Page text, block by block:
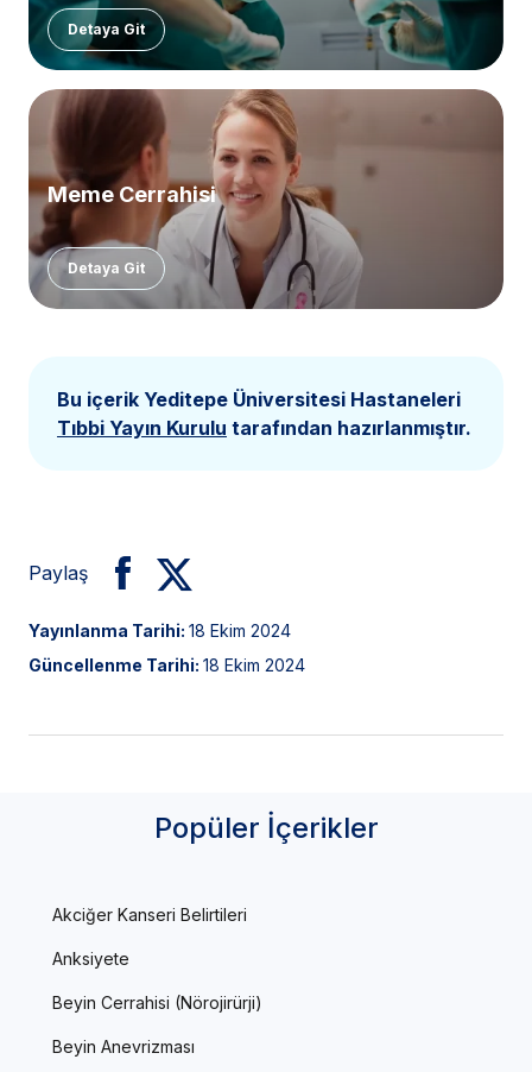
Detaya Git
Meme Cerrahisi
Detaya Git
Bu içerik Yeditepe Üniversitesi Hastaneleri
Tıbbi Yayın Kurulu tarafından hazırlanmıştır.
Paylaş
Yayınlanma Tarihi: 18 Ekim 2024
Güncellenme Tarihi: 18 Ekim 2024
Popüler İçerikler
Akciğer Kanseri Belirtileri
Anksiyete
Beyin Cerrahisi (Nörojirürji)
Beyin Anevrizması